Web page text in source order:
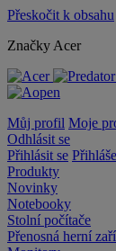
Přeskočit k obsahu
Značky Acer
Můj profil Moje
Odhlásit se
Přihlásit se
Produkty
Novinky
Notebooky
Stolní počítače
Přenosná herní